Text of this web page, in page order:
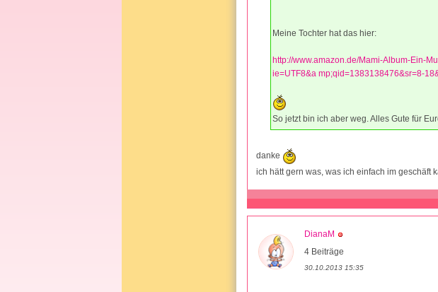
Meine Tochter hat das hier:
http://www.amazon.de/Mami-Album-Ein-
ie=UTF8&a mp;qid=1383138476&sr=8-
So jetzt bin ich aber weg. Alles Gute für
danke
ich hätt gern was, was ich einfach im geschäft
DianaM
4 Beiträge
30.10.2013 15:35